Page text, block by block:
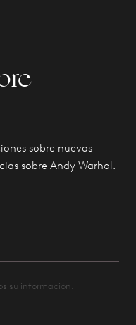
sobre nuevas
sobre Andy Warhol.
su información.